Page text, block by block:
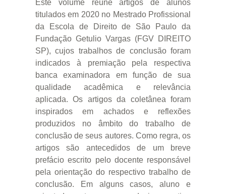
Este volume reúne artigos de alunos
titulados em 2020 no Mestrado Profissional
da Escola de Direito de São Paulo da
Fundação Getulio Vargas (FGV DIREITO
SP), cujos trabalhos de conclusão foram
indicados à premiação pela respectiva
banca examinadora em função de sua
qualidade acadêmica e relevância
aplicada. Os artigos da coletânea foram
inspirados em achados e reflexões
produzidos no âmbito do trabalho de
conclusão de seus autores. Como regra, os
artigos são antecedidos de um breve
prefácio escrito pelo docente responsável
pela orientação do respectivo trabalho de
conclusão. Em alguns casos, aluno e